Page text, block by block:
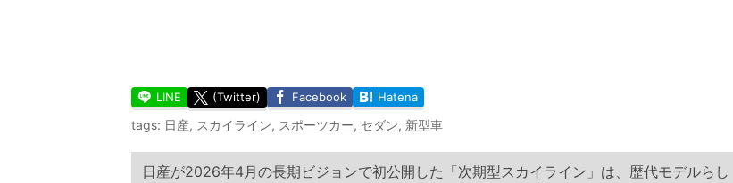
LINE (Twitter) Facebook Hatena
tags: 日産, スカイライン, スポーツカー, セダン, 新型車
日産が2026年4月の長期ビジョンで初公開した「次期型スカイライン」は、歴代モデルらし